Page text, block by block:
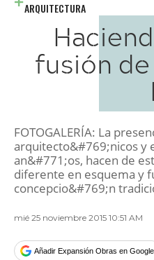
ARQUITECTURA
fusión
FOTOGALERÍA: La
arquitecto&#769;nicos y
an&#771;os, hacen de
diferente en esquema y
concepcio&#769;n
mié 25 noviembre 2015 10:51 AM
Añadir Expansión Obras en Google